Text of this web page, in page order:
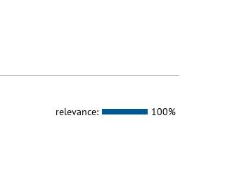
relevance: 100%